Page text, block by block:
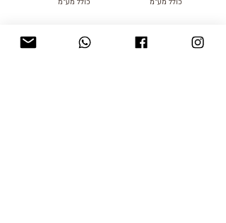
כולל מע״מ כולל מע״מ
טעינת מוצרים נוספים